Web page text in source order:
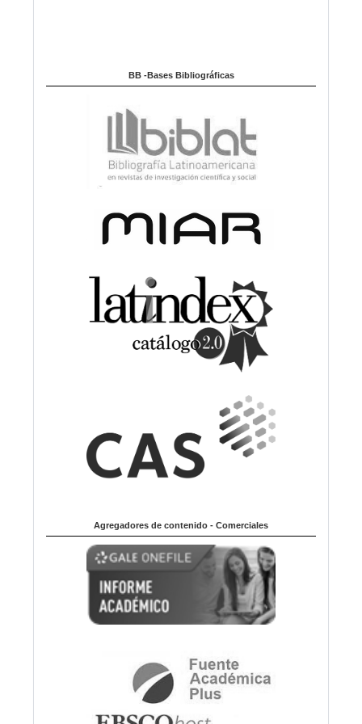
BB -Bases Bibliográficas
Agregadores de contenido - Comerciales